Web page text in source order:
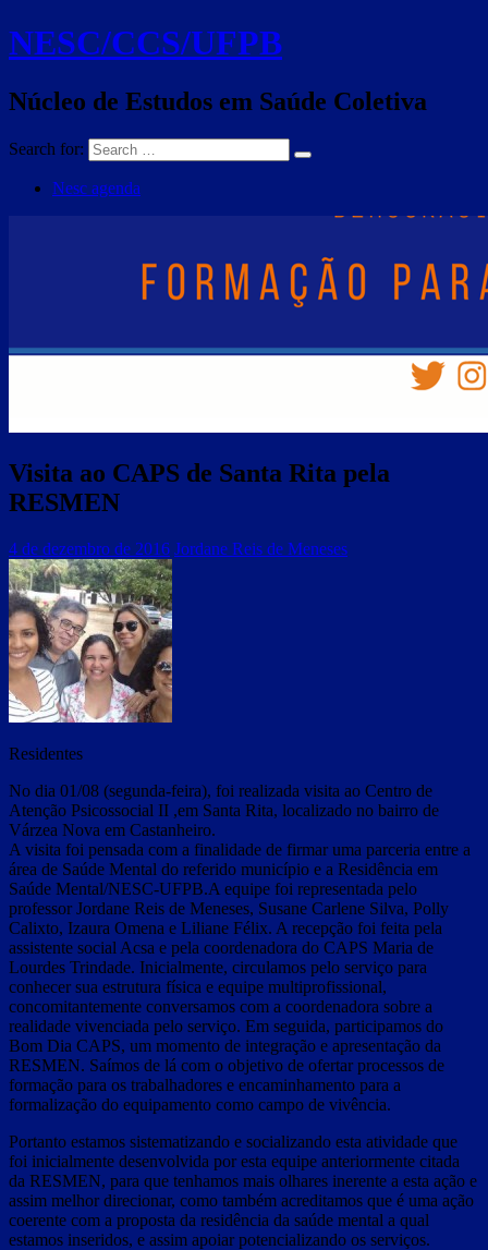
NESC/CCS/UFPB
Núcleo de Estudos em Saúde Coletiva
Search for:
Nesc agenda
Visita ao CAPS de Santa Rita pela
RESMEN
4 de dezembro de 2016 Jordane Reis de Meneses
Residentes
No dia 01/08 (segunda-feira), foi realizada visita ao Centro de
Atenção Psicossocial II ,em Santa Rita, localizado no bairro de
Várzea Nova em Castanheiro.
A visita foi pensada com a finalidade de firmar uma parceria entre a
área de Saúde Mental do referido município e a Residência em
Saúde Mental/NESC-UFPB.A equipe foi representada pelo
professor Jordane Reis de Meneses, Susane Carlene Silva, Polly
Calixto, Izaura Omena e Liliane Félix. A recepção foi feita pela
assistente social Acsa e pela coordenadora do CAPS Maria de
Lourdes Trindade. Inicialmente, circulamos pelo serviço para
conhecer sua estrutura física e equipe multiprofissional,
concomitantemente conversamos com a coordenadora sobre a
realidade vivenciada pelo serviço. Em seguida, participamos do
Bom Dia CAPS, um momento de integração e apresentação da
RESMEN. Saímos de lá com o objetivo de ofertar processos de
formação para os trabalhadores e encaminhamento para a
formalização do equipamento como campo de vivência.
Portanto estamos sistematizando e socializando esta atividade que
foi inicialmente desenvolvida por esta equipe anteriormente citada
da RESMEN, para que tenhamos mais olhares inerente a esta ação e
assim melhor direcionar, como também acreditamos que é uma ação
coerente com a proposta da residência da saúde mental a qual
estamos inseridos, e assim apoiar potencializando os serviços.